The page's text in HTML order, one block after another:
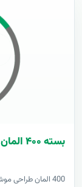
بسته ۴۰۰ المان ویدیویی شاپیکس موشن گرافیک
400 المان